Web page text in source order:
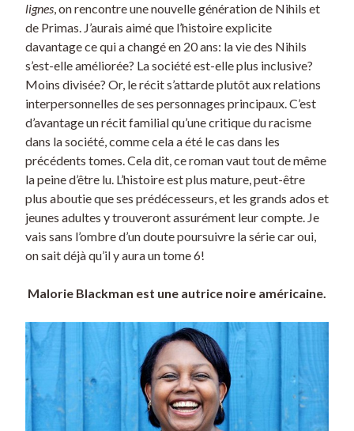
lignes, on rencontre une nouvelle génération de Nihils et
de Primas. J’aurais aimé que l’histoire explicite
davantage ce qui a changé en 20 ans: la vie des Nihils
s’est-elle améliorée? La société est-elle plus inclusive?
Moins divisée? Or, le récit s’attarde plutôt aux relations
interpersonnelles de ses personnages principaux. C’est
d’avantage un récit familial qu’une critique du racisme
dans la société, comme cela a été le cas dans les
précédents tomes. Cela dit, ce roman vaut tout de même
la peine d’être lu. L’histoire est plus mature, peut-être
plus aboutie que ses prédécesseurs, et les grands ados et
jeunes adultes y trouveront assurément leur compte. Je
vais sans l’ombre d’un doute poursuivre la série car oui,
on sait déjà qu’il y aura un tome 6!
Malorie Blackman est une autrice noire américaine.